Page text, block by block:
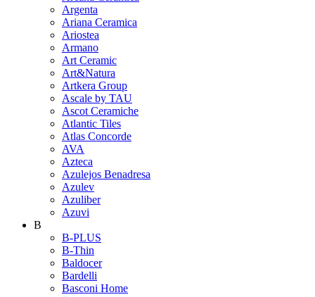
Argenta
Ariana Ceramica
Ariostea
Armano
Art Ceramic
Art&Natura
Artkera Group
Ascale by TAU
Ascot Ceramiche
Atlantic Tiles
Atlas Concorde
AVA
Azteca
Azulejos Benadresa
Azulev
Azuliber
Azuvi
B
B-PLUS
B-Thin
Baldocer
Bardelli
Basconi Home